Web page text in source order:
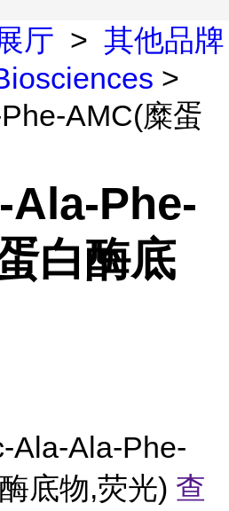
厅 > 其他品牌
>
AMC(糜蛋
Phe-
白酶底
Ala-Ala-Phe-
底物,荧光) 查